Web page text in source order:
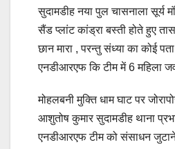
सुदामडीह नया पुल चासनाला सूर्य
सैंड प्लांट कांड्रा बस्ती होते हुए
छान मारा , परन्तु संध्या का कोई
एनडीआरएफ कि टीम में 6 महिला
मोहलबनी मुक्ति धाम घाट पर
आशुतोष कुमार सुदामडीह थाना
एनडीआरएफ टीम को संसाधन